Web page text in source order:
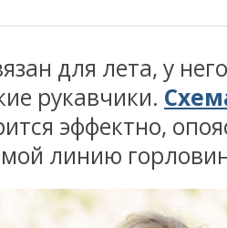
для лета, у
рукавчики.
эффектно,
линию